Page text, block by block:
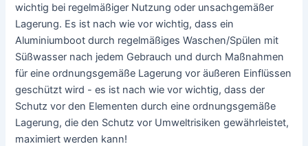
wichtig bei regelmäßiger Nutzung oder unsachgemäßer
Lagerung. Es ist nach wie vor wichtig, dass ein
Aluminiumboot durch regelmäßiges Waschen/Spülen mit
Süßwasser nach jedem Gebrauch und durch Maßnahmen
für eine ordnungsgemäße Lagerung vor äußeren Einflüssen
geschützt wird - es ist nach wie vor wichtig, dass der
Schutz vor den Elementen durch eine ordnungsgemäße
Lagerung, die den Schutz vor Umweltrisiken gewährleistet,
maximiert werden kann!